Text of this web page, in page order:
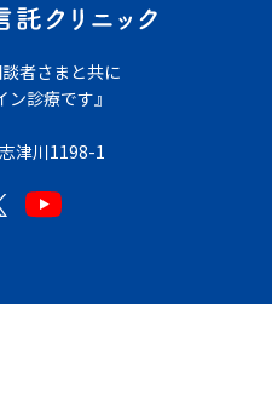
者さまと共に
ン診療です』
津川1198-1